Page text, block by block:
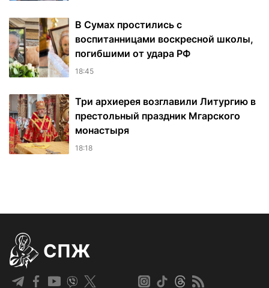
В Сумах простились с
воспитанницами воскресной школы,
погибшими от удара РФ
18:45
Три архиерея возглавили Литургию в
престольный праздник Мгарского
монастыря
18:18
СПЖ